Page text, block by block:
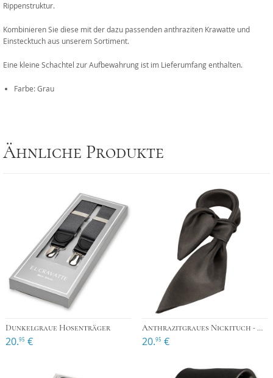
Rippenstruktur.
Kombinieren Sie diese mit der dazu passenden anthraziten Krawatte und
Einstecktuch aus unserem Sortiment.
Eine kleine Schachtel zur Aufbewahrung ist im Lieferumfang enthalten.
Farbe: Grau
Ähnliche Produkte
Dunkelgraue Hosenträger
20.95 €
Anthrazitgraues Nickituch - Viereckig
20.95 €